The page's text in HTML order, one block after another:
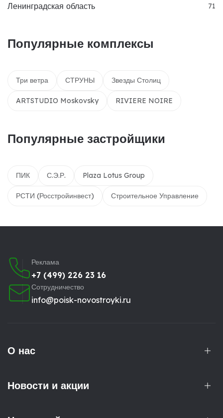
Ленинградская область 71
Популярные комплексы
Три ветра СТРУНЫ Звезды Столиц
ARTSTUDIO Moskovsky RIVIERE NOIRE
Популярные застройщики
ПИК С.Э.Р. Plaza Lotus Group
РСТИ (Росстройинвест) Строительное Управление
Реклама
+7 (499) 226 23 16
Сотрудничество
info@poisk-novostroyki.ru
О нас
Новости и акции